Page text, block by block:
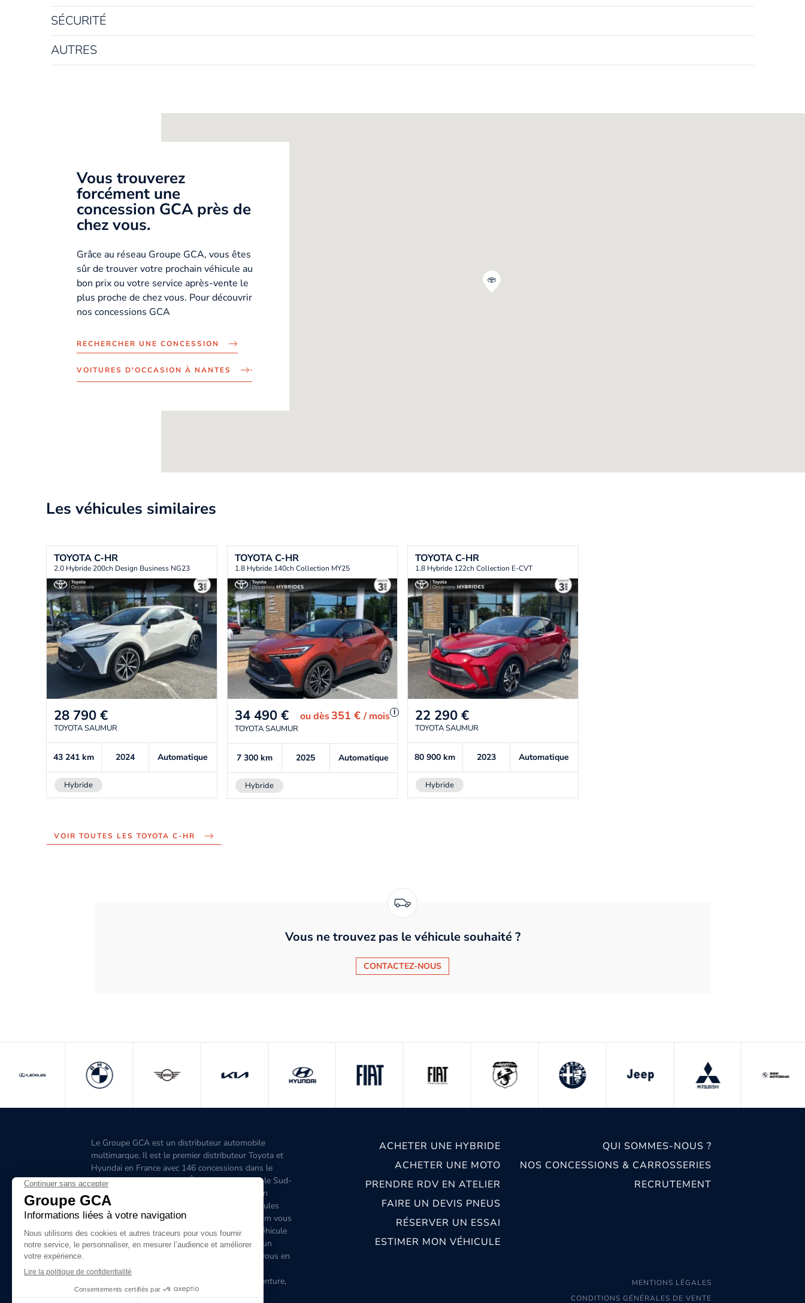
SÉCURITÉ
AUTRES
Vous trouverez
forcément une
concession GCA près de
chez vous.
Grâce au réseau Groupe GCA, vous êtes
sûr de trouver votre prochain véhicule au
bon prix ou votre service après-vente le
plus proche de chez vous. Pour découvrir
nos concessions GCA
RECHERCHER UNE CONCESSION
VOITURES D'OCCASION À NANTES
Les véhicules similaires
TOYOTAC-HR
2.0 Hybride 200ch Design Business NG23
28 790 €
TOYOTA SAUMUR
43 241km 2024 Automatique
Hybride
TOYOTAC-HR
1.8 Hybride 140ch Collection MY25
34 490 € oudès351 € / mois i
TOYOTA SAUMUR
7 300 km 2025 Automatique
Hybride
TOYOTAC-HR
1.8 Hybride 122ch Collection E-CVT
22 290 €
TOYOTA SAUMUR
80 900km 2023 Automatique
Hybride
VOIR TOUTES LES TOYOTA C-HR
Vous ne trouvez pas le véhicule souhaité ?
CONTACTEZ-NOUS
Le Groupe GCA est un distributeur automobile
multimarque. Il est le premier distributeur Toyota et
Hyundai en France avec 146 concessions dans le
Grand-Ouest, l’Aquitaine, l'Île-de-France, l'Est, le Sud-
Ouest, le Sud-Est, la Corse et 6 concessions en
Belgique. C'est le premier distributeur de véhicules
hybrides en France. Le site www.groupegca.com vous
permet de trouver facilement votre prochain véhicule
d'occasion. Le réseau Groupe GCA c'est aussi un
service après-vente de qualité, prenez rendez-vous en
ligne.
Le Groupe GCA recrute, lancez-vous dans l'aventure,
envoyez dès à présent votre candidature
ACHETER UNE HYBRIDE
ACHETER UNE MOTO
PRENDRE RDV EN ATELIER
FAIRE UN DEVIS PNEUS
RÉSERVER UN ESSAI
ESTIMER MON VÉHICULE
QUI SOMMES-NOUS ?
NOS CONCESSIONS & CARROSSERIES
RECRUTEMENT
MENTIONS LÉGALES
CONDITIONS GÉNÉRALES DE VENTE